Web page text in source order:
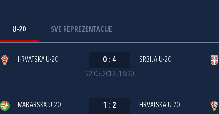
U-20 SVE REPREZENTACIJE
22.05.2012. 16:30
HRVATSKA U-20 0 : 4 SRBIJA U-20
MAĐARSKA U-20 1 : 2 HRVATSKA U-20